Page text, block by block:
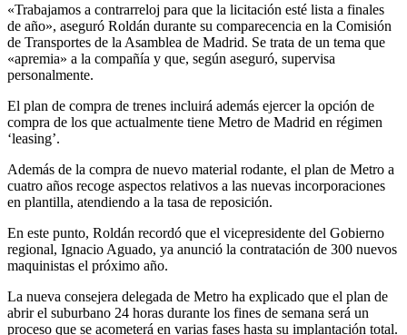
«Trabajamos a contrarreloj para que la licitación esté lista a finales
de año», aseguró Roldán durante su comparecencia en la Comisión
de Transportes de la Asamblea de Madrid. Se trata de un tema que
«apremia» a la compañía y que, según aseguró, supervisa
personalmente.
El plan de compra de trenes incluirá además ejercer la opción de
compra de los que actualmente tiene Metro de Madrid en régimen
‘leasing’.
Además de la compra de nuevo material rodante, el plan de Metro a
cuatro años recoge aspectos relativos a las nuevas incorporaciones
en plantilla, atendiendo a la tasa de reposición.
En este punto, Roldán recordó que el vicepresidente del Gobierno
regional, Ignacio Aguado, ya anunció la contratación de 300 nuevos
maquinistas el próximo año.
La nueva consejera delegada de Metro ha explicado que el plan de
abrir el suburbano 24 horas durante los fines de semana será un
proceso que se acometerá en varias fases hasta su implantación total.